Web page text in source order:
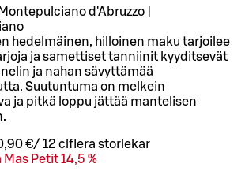
d'Abruzzo |
hedelmäinen, hilloinen maku tarjoilee
ja samettiset tanniinit kyyditsevät
ja nahan sävyttämää
Suutuntuma on melkein
ja pitkä loppu jättää mantelisen
€/ 12 cl flera storlekar
Mas Petit 14,5 %